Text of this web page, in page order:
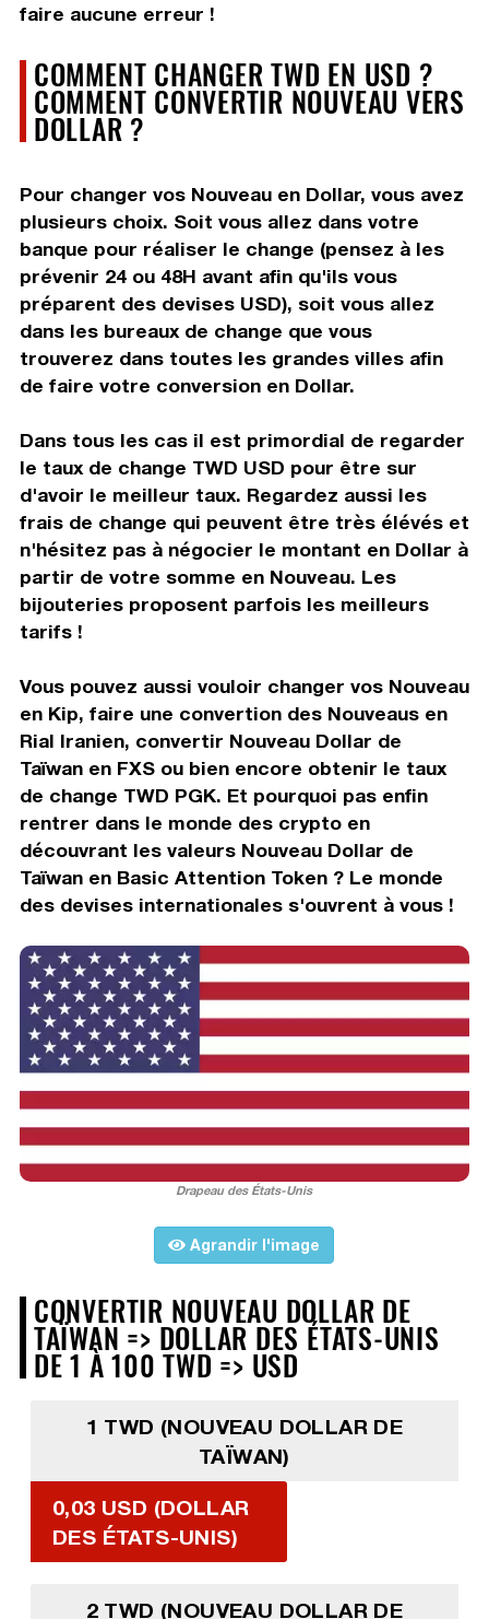
faire aucune erreur !
COMMENT CHANGER TWD EN USD ?
COMMENT CONVERTIR NOUVEAU VERS
DOLLAR ?
Pour changer vos Nouveau en Dollar, vous avez
plusieurs choix. Soit vous allez dans votre
banque pour réaliser le change (pensez à les
prévenir 24 ou 48H avant afin qu'ils vous
préparent des devises USD), soit vous allez
dans les bureaux de change que vous
trouverez dans toutes les grandes villes afin
de faire votre conversion en Dollar.
Dans tous les cas il est primordial de regarder
le taux de change TWD USD pour être sur
d'avoir le meilleur taux. Regardez aussi les
frais de change qui peuvent être très élévés et
n'hésitez pas à négocier le montant en Dollar à
partir de votre somme en Nouveau. Les
bijouteries proposent parfois les meilleurs
tarifs !
Vous pouvez aussi vouloir changer vos Nouveau
en Kip, faire une convertion des Nouveaus en
Rial Iranien, convertir Nouveau Dollar de
Taïwan en FXS ou bien encore obtenir le taux
de change TWD PGK. Et pourquoi pas enfin
rentrer dans le monde des crypto en
découvrant les valeurs Nouveau Dollar de
Taïwan en Basic Attention Token ? Le monde
des devises internationales s'ouvrent à vous !
Drapeau des États-Unis
Agrandir l'image
CONVERTIR NOUVEAU DOLLAR DE
TAÏWAN => DOLLAR DES ÉTATS-UNIS
DE 1 À 100 TWD => USD
1 TWD (NOUVEAU DOLLAR DE
TAÏWAN)
0,03 USD (DOLLAR
DES ÉTATS-UNIS)
2 TWD (NOUVEAU DOLLAR DE